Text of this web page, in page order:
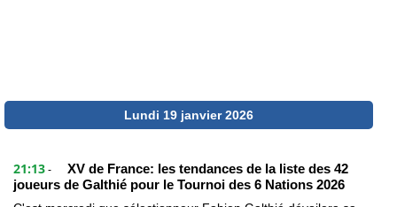
Lundi 19 janvier 2026
21:13 -
XV de France: les tendances de la liste des 42
joueurs de Galthié pour le Tournoi des 6 Nations 2026